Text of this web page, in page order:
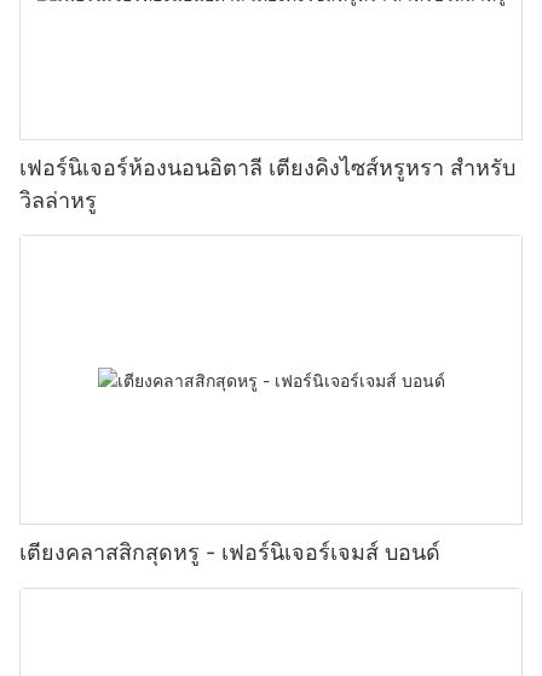
เฟอร์นิเจอร์ห้องนอนอิตาลี เตียงคิงไซส์หรูหรา สำหรับ
วิลล่าหรู
เตียงคลาสสิกสุดหรู - เฟอร์นิเจอร์เจมส์ บอนด์